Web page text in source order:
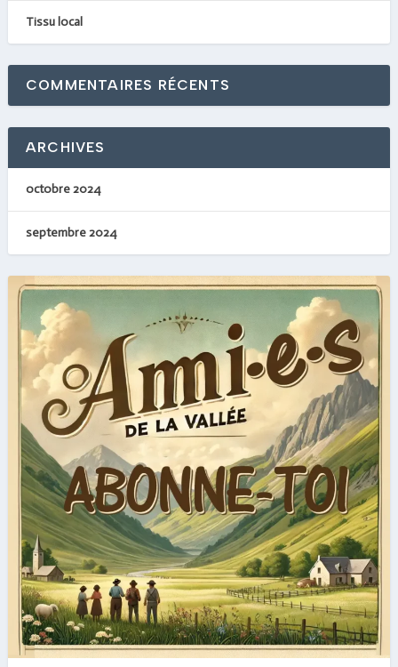
Tissu local
COMMENTAIRES RÉCENTS
ARCHIVES
octobre 2024
septembre 2024